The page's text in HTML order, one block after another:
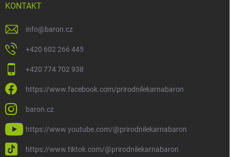
KONTAKT
info@baron.cz
+420 602 266 445
+420 774 702 938
https://www.facebook.com/prirodnilekarnabaron
baron.cz
https://www.youtube.com/@prirodnilekarnabaron
https://www.tiktok.com/@prirodnilekarnabaron